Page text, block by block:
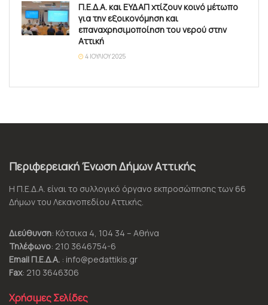
Π.Ε.Δ.Α. και ΕΥΔΑΠ χτίζουν κοινό μέτωπο
για την εξοικονόμηση και
επαναχρησιμοποίηση του νερού στην
Αττική
4 ΙΟΥΛΊΟΥ 2025
Περιφερειακή Ένωση Δήμων Αττικής
Η Π.Ε.Δ.Α. είναι το συλλογικό όργανο εκπροσώπησης των 66
Δήμων του Λεκανοπεδίου Αττικής.
Διεύθυνση: Κότσικα 4, 104 34 – Αθήνα
Τηλέφωνο: 210 3646754-6
Email Π.Ε.Δ.Α. : info@pedattikis.gr
Fax: 210 3646306
Χρήσιμες Σελίδες